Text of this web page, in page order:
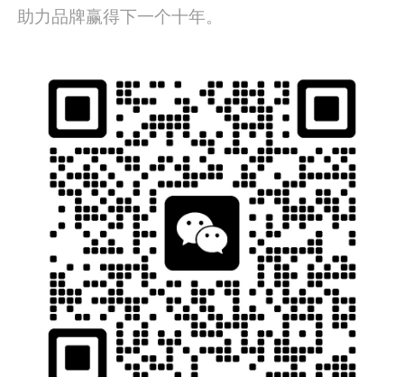
助力品牌赢得下一个十年。